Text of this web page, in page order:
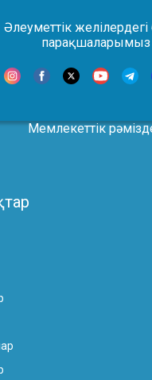
Әлеуметтік желілердегі
парақшаларымыз
Мемлекеттік